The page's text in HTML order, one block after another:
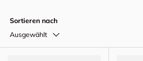
Sortieren nach
Ausgewählt